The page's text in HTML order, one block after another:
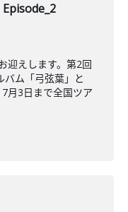
迎えします。第2回
バム「弓弦葉」と
月3日まで全国ツア